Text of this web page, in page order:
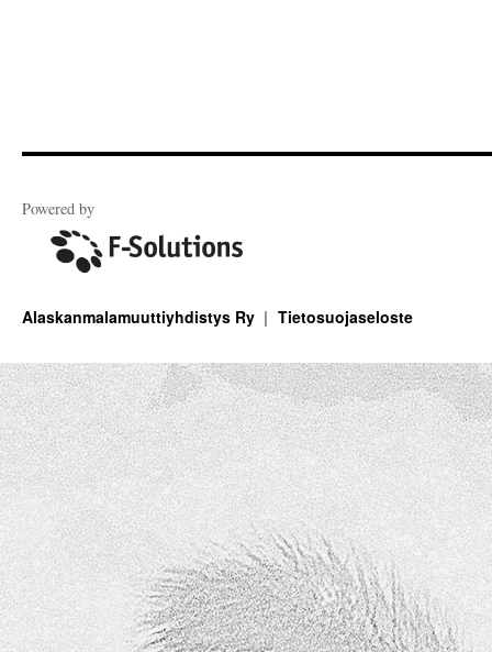
Powered by
Alaskanmalamuuttiyhdistys Ry Tietosuojaseloste